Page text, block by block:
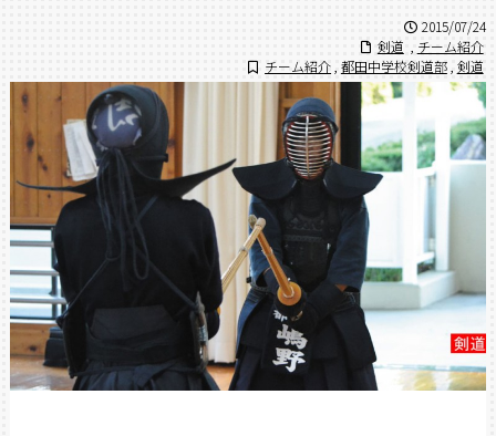
2015/07/24
剣道
チーム紹介
チーム紹介 , 都田中学校剣道部 , 剣道